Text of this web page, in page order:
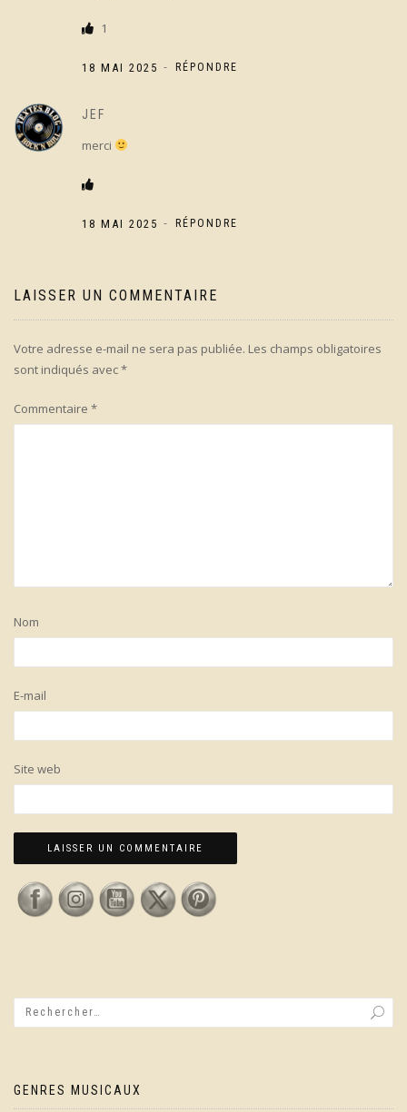
1
18 MAI 2025 - RÉPONDRE
JEF
merci
18 MAI 2025 - RÉPONDRE
LAISSER UN COMMENTAIRE
Votre adresse e-mail ne sera pas publiée. Les champs obligatoires
sont indiqués avec*
Commentaire *
Nom
E-mail
Site web
GENRES MUSICAUX